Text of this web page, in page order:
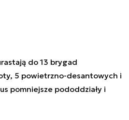
do 13 brygad
5 powietrzno-desantowych i
pomniejsze pododdziały i